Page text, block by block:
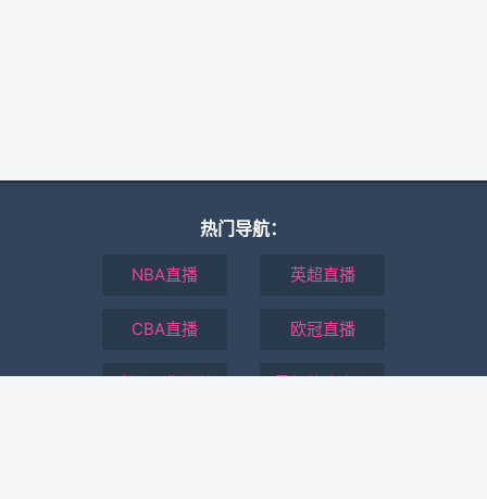
热门导航：
NBA直播 英超直播
CBA直播 欧冠直播